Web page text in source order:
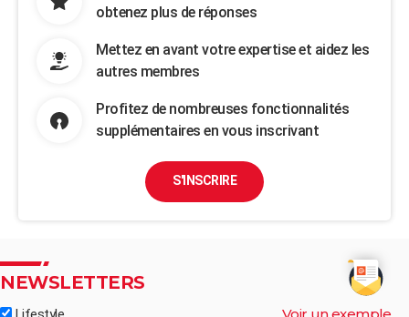
obtenez plus de réponses
Mettez en avant votre expertise et aidez les
autres membres
Profitez de nombreuses fonctionnalités
supplémentaires en vous inscrivant
S'INSCRIRE
NEWSLETTERS